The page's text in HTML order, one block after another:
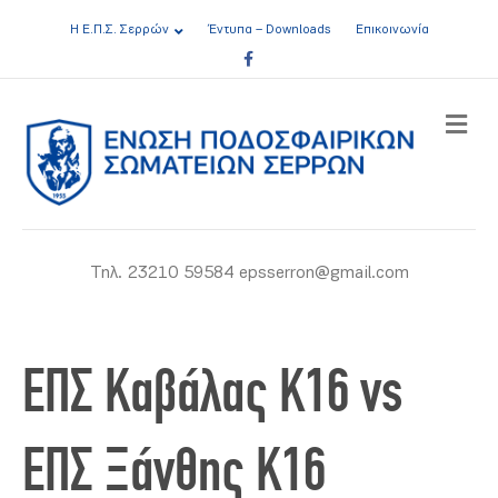
Η Ε.Π.Σ. Σερρών Έντυπα – Downloads
Επικοινωνία
Facebook
Τηλ. 23210 59584 epsserron@gmail.com
ΕΠΣ Καβάλας Κ16 vs
ΕΠΣ Ξάνθης Κ16